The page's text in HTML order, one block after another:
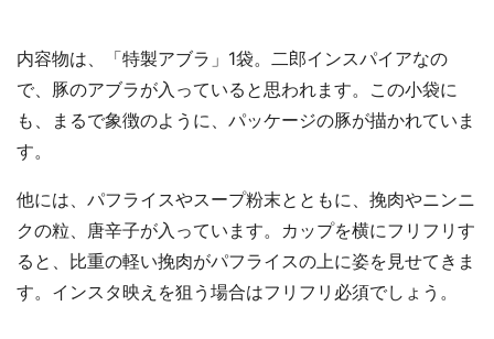
内容物は、「特製アブラ」1袋。二郎インスパイアなの
で、豚のアブラが入っていると思われます。この小袋に
も、まるで象徴のように、パッケージの豚が描かれていま
す。
他には、パフライスやスープ粉末とともに、挽肉やニンニ
クの粒、唐辛子が入っています。カップを横にフリフリす
ると、比重の軽い挽肉がパフライスの上に姿を見せてきま
す。インスタ映えを狙う場合はフリフリ必須でしょう。